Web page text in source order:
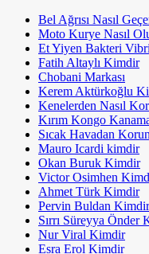
Bel Ağrısı Nasıl
Moto Kurye Nasıl
Et Yiyen Bakteri
Fatih Altaylı Kimdir
Chobani Markası
Kerem Aktürkoğlu
Kenelerden Nasıl
Kırım Kongo
Sıcak Havadan
Mauro Icardi kimdir
Okan Buruk Kimdir
Victor Osimhen
Ahmet Türk Kimdir
Pervin Buldan Kimdir
Sırrı Süreyya Önder
Nur Viral Kimdir
Esra Erol Kimdir